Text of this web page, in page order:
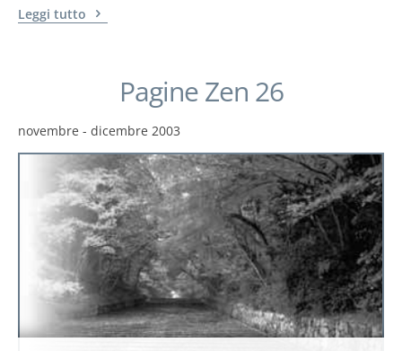
Leggi tutto
Pagine Zen 26
novembre - dicembre 2003